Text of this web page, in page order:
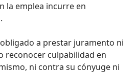
la emplea incurre en
a prestar juramento ni
reconocer culpabilidad en
ni contra su cónyuge ni